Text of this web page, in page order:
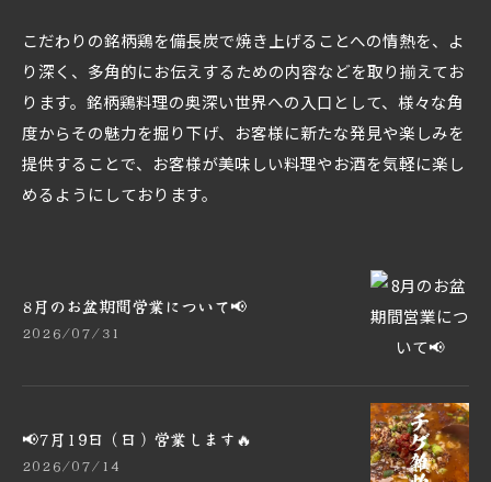
こだわりの銘柄鶏を備長炭で焼き上げることへの情熱を、よ
り深く、多角的にお伝えするための内容などを取り揃えてお
ります。銘柄鶏料理の奥深い世界への入口として、様々な角
度からその魅力を掘り下げ、お客様に新たな発見や楽しみを
提供することで、お客様が美味しい料理やお酒を気軽に楽し
めるようにしております。
8月のお盆期間営業について📢
2026/07/31
📢7月19日（日）営業します🔥
2026/07/14